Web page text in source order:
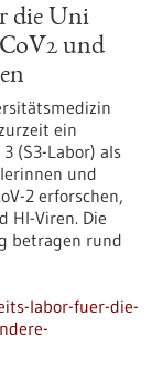
die Uni
und
ein
(S3-Labor) als
und
2 erforschen,
HI-Viren. Die
betragen rund
labor-fuer-die-